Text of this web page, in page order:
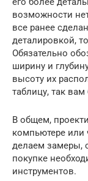
возможности
все ранее
деталировкой,
Обязательно
ширину и
высоту их
таблицу, так вам
В общем,
компьютере или
делаем замеры,
покупке
инструментов.